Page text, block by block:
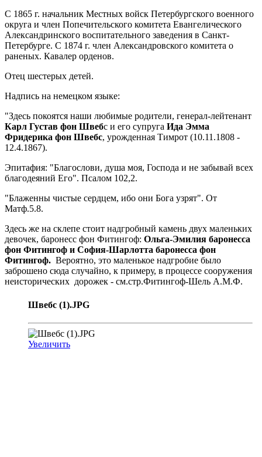
С 1865 г. начальник Местных войск Петербургского военного
округа и член Попечительского комитета Евангелического
Александринского воспитательного заведения в Санкт-
Петербурге. С 1874 г. член Александровского комитета о
раненых. Кавалер орденов.
Отец шестерых детей.
Надпись на немецком языке:
"Здесь покоятся наши любимые родители, генерал-лейтенант
Карл Густав фон Швебс и его супруга Ида Эмма
Фридерика фон Швебс, урожденная Тимрот (10.11.1808 -
12.4.1867).
Эпитафия: "Благослови, душа моя, Господа и не забывай всех
благодеяний Его". Псалом 102,2.
"Блаженны чистые сердцем, ибо они Бога узрят". От
Матф.5.8.
Здесь же на склепе стоит надгробный камень двух маленьких
девочек, баронесс фон Фитингоф: Ольга-Эмилия баронесса
фон Фитингоф и София-Шарлотта баронесса фон
Фитингоф. Вероятно, это маленькое надгробие было
заброшено сюда случайно, к примеру, в процессе сооружения
неисторических дорожек - см.стр.Фитингоф-Шель А.М.Ф.
Швебс (1).JPG
Увеличить